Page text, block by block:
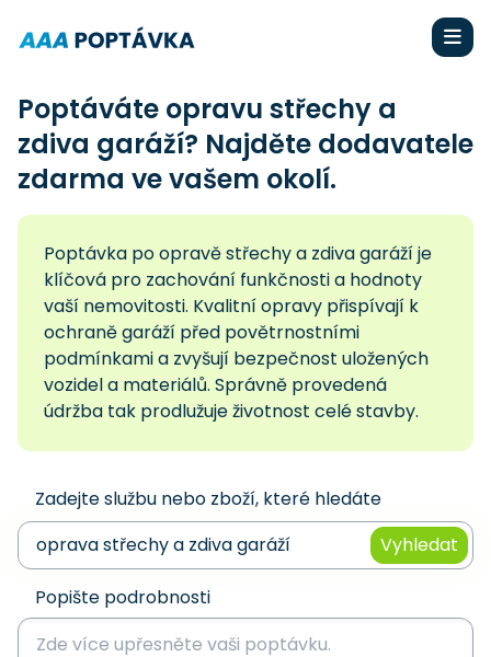
Poptáváte opravu střechy a
zdiva garáží? Najděte dodavatele
zdarma ve vašem okolí.
Poptávka po opravě střechy a zdiva garáží je
klíčová pro zachování funkčnosti a hodnoty
vaší nemovitosti. Kvalitní opravy přispívají k
ochraně garáží před povětrnostními
podmínkami a zvyšují bezpečnost uložených
vozidel a materiálů. Správně provedená
údržba tak prodlužuje životnost celé stavby.
Zadejte službu nebo zboží, které hledáte
Vyhledat
Popište podrobnosti